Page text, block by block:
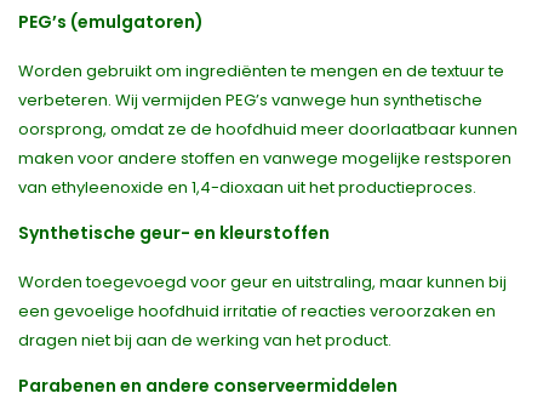
PEG’s (emulgatoren)
Worden gebruikt om ingrediënten te mengen en de textuur te
verbeteren. Wij vermijden PEG’s vanwege hun synthetische
oorsprong, omdat ze de hoofdhuid meer doorlaatbaar kunnen
maken voor andere stoffen en vanwege mogelijke restsporen
van ethyleenoxide en 1,4-dioxaan uit het productieproces.
Synthetische geur- en kleurstoffen
Worden toegevoegd voor geur en uitstraling, maar kunnen bij
een gevoelige hoofdhuid irritatie of reacties veroorzaken en
dragen niet bij aan de werking van het product.
Parabenen en andere conserveermiddelen